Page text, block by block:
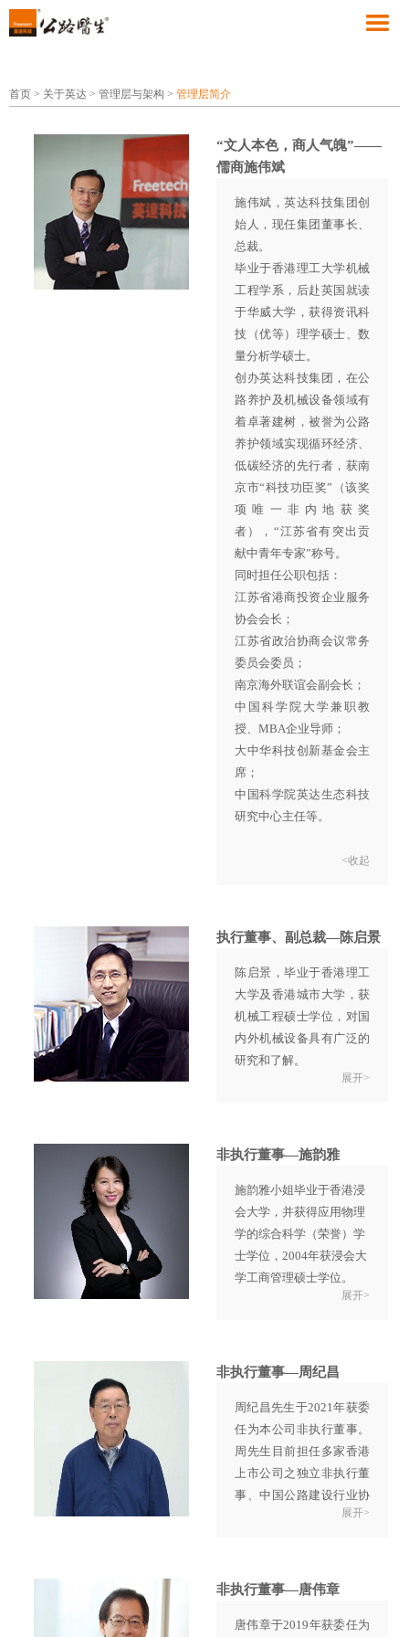
首页 > 关于英达 > 管理层与架构 > 管理层简介
“文人本色，商人气魄”——
儒商施伟斌
施伟斌，英达科技集团创
始人，现任集团董事长、
总裁。
毕业于香港理工大学机械
工程学系，后赴英国就读
于华威大学，获得资讯科
技（优等）理学硕士、数
量分析学硕士。
创办英达科技集团，在公
路养护及机械设备领域有
着卓著建树，被誉为公路
养护领域实现循环经济、
低碳经济的先行者，获南
京市“科技功臣奖”（该奖
项唯一非内地获奖
者），“江苏省有突出贡
献中青年专家”称号。
同时担任公职包括：
江苏省港商投资企业服务
协会会长；
江苏省政治协商会议常务
委员会委员；
南京海外联谊会副会长；
中国科学院大学兼职教
授、MBA企业导师；
大中华科技创新基金会主
席；
中国科学院英达生态科技
研究中心主任等。
<收起
执行董事、副总裁—陈启景
陈启景，毕业于香港理工
大学及香港城市大学，获
机械工程硕士学位，对国
内外机械设备具有广泛的
研究和了解。
1999年加入英达公司，现
自加盟英达以来，一直负
发工作，为公司产品和技
术保持行业领先地位做出
了卓越贡献。
展开>
非执行董事—施韵雅
施韵雅小姐毕业于香港浸
会大学，并获得应用物理
学的综合科学（荣誉）学
士学位，2004年获浸会大
学工商管理硕士学位。
施小姐于1996年加盟英达
年6月获委任为执行董
为非执行董事后辞任执行
董事职务。施小姐现任南
京市政协委员、集团公司
香港总部非执行董事，中
国内地子公司董事等。
施小姐自进入英达以来，
对提高英达资本的使用效
力有着重要的贡献。
展开>
非执行董事—周纪昌
周纪昌先生于2021年获委
任为本公司非执行董事。
周先生目前担任多家香港
上市公司之独立非执行董
事、中国公路建设行业协
会名誉理事长、中国人民
员。
设股份有限公司之董事会
展开>
非执行董事—唐伟章
唐伟章于2019年获委任为